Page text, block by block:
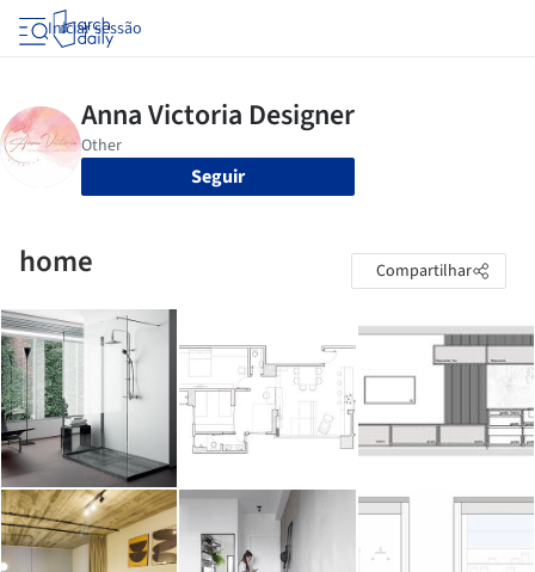
Iniciar sessão
Seguir
home Compartilhar